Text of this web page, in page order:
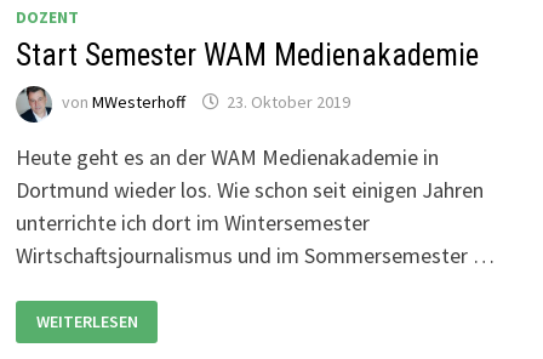
DOZENT
Start Semester WAM Medienakademie
von MWesterhoff 23. Oktober 2019
Heute geht es an der WAM Medienakademie in
Dortmund wieder los. Wie schon seit einigen Jahren
unterrichte ich dort im Wintersemester
Wirtschaftsjournalismus und im Sommersemester …
START
SEMESTER
WAM
WEITERLESEN